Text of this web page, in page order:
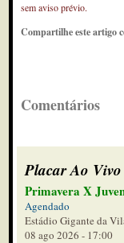
sem aviso prévio.
Compartilhe este artigo
Comentários
Placar Ao Vivo
Primavera X
Agendado
Estádio Gigante da
08 ago 2026 - 17:00